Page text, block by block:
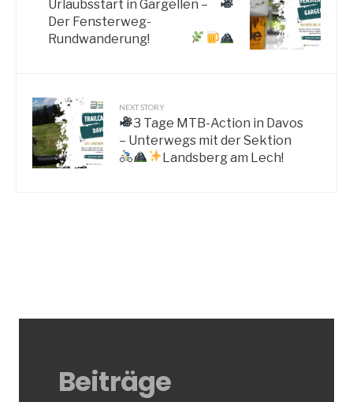
Urlaubsstart in Gargellen –
Der Fensterweg-
Rundwanderung!
NEXT STORY
3 Tage MTB-Action in Davos
– Unterwegs mit der Sektion
Landsberg am Lech!
Beiträge